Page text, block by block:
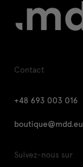
Contact
+48 693 003 016
boutique@mdd.eu
Suivez-nous sur